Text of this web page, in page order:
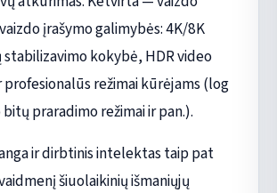
įrašymo galimybės: 4K/8K
stabilizavimo kokybė, HDR video
režimai kūrėjams (log
praradimo režimai ir pan.).
ir dirbtinis intelektas taip pat
šiuolaikinių išmaniųjų